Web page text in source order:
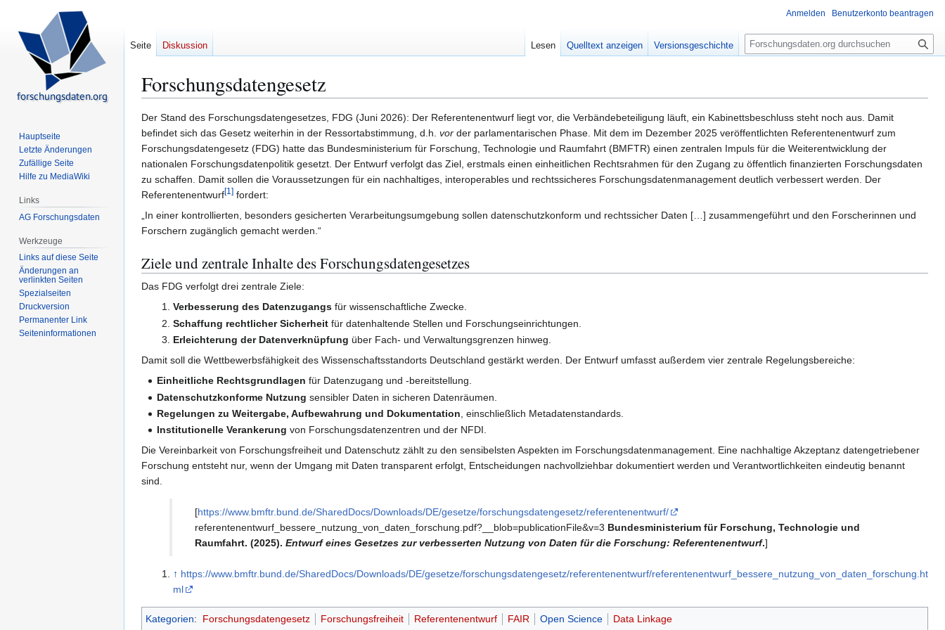
Forschungsdatengesetz
Zur
Navigation
springen
Zur
Suche
springen
Der Stand des Forschungsdatengesetzes, FDG (Juni 2026): Der Referentenentwurf liegt vor, die Verbändebeteiligung läuft, ein Kabinettsbeschluss steht noch aus. Damit
befindet sich das Gesetz weiterhin in der Ressortabstimmung, d.h. vor der parlamentarischen Phase. Mit dem im Dezember 2025 veröffentlichten Referentenentwurf zum
Forschungsdatengesetz (FDG) hatte das Bundesministerium für Forschung, Technologie und Raumfahrt (BMFTR) einen zentralen Impuls für die Weiterentwicklung der
nationalen Forschungsdatenpolitik gesetzt. Der Entwurf verfolgt das Ziel, erstmals einen einheitlichen Rechtsrahmen für den Zugang zu öffentlich finanzierten Forschungsdaten
zu schaffen. Damit sollen die Voraussetzungen für ein nachhaltiges, interoperables und rechtssicheres Forschungsdatenmanagement deutlich verbessert werden. Der
Referentenentwurf[1] fordert:
„In einer kontrollierten, besonders gesicherten Verarbeitungsumgebung sollen datenschutzkonform und rechtssicher Daten […] zusammengeführt und den Forscherinnen und
Forschern zugänglich gemacht werden.“
Ziele und zentrale Inhalte des Forschungsdatengesetzes
Das FDG verfolgt drei zentrale Ziele:
Verbesserung des Datenzugangsfür wissenschaftliche Zwecke.
Schaffung rechtlicher Sicherheitfür datenhaltende Stellen und Forschungseinrichtungen.
Erleichterung der Datenverknüpfung über Fach- und Verwaltungsgrenzen hinweg.
Damit soll die Wettbewerbsfähigkeit des Wissenschaftsstandorts Deutschland gestärkt werden. Der Entwurf umfasst außerdem vier zentrale Regelungsbereiche:
Einheitliche Rechtsgrundlagen für Datenzugang und -bereitstellung.
Datenschutzkonforme Nutzung sensibler Daten in sicheren Datenräumen.
Regelungen zu Weitergabe, Aufbewahrung und Dokumentation , einschließlich Metadatenstandards.
Institutionelle Verankerung von Forschungsdatenzentren und der NFDI.
Die Vereinbarkeit von Forschungsfreiheit und Datenschutz zählt zu den sensibelsten Aspekten im Forschungsdatenmanagement. Eine nachhaltige Akzeptanz datengetriebener
Forschung entsteht nur, wenn der Umgang mit Daten transparent erfolgt, Entscheidungen nachvollziehbar dokumentiert werden und Verantwortlichkeiten eindeutig benannt
sind.
[https://www.bmftr.bund.de/SharedDocs/Downloads/DE/gesetze/forschungsdatengesetz/referentenentwurf/
referentenentwurf_bessere_nutzung_von_daten_forschung.pdf?__blob=publicationFile&v=3 Bundesministerium für Forschung, Technologie und
Raumfahrt. (2025). Entwurf eines Gesetzes zur verbesserten Nutzung von Daten für die Forschung: Referentenentwurf.]
↑ https://www.bmftr.bund.de/SharedDocs/Downloads/DE/gesetze/forschungsdatengesetz/referentenentwurf/referentenentwurf_bessere_nutzung_von_daten_forschung.ht
ml
Kategorien: Forschungsdatengesetz Forschungsfreiheit Referentenentwurf FAIR Open Science Data Linkage
Anmelden Benutzerkonto beantragen
Seite Diskussion Lesen Quelltext anzeigen Versionsgeschichte
S
u
e
Hauptseite
Letzte Änderungen
Zufällige Seite
Hilfe zu MediaWiki
Links
AG Forschungsdaten
Werkzeuge
Links auf diese Seite
Änderungen an
verlinkten Seiten
Spezialseiten
Druckversion
Permanenter Link
Seiten­­informationen